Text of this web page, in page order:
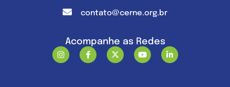
contato@cerne.org.br
Acompanhe as Redes